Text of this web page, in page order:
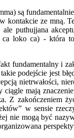
są
kontakcie ze mną.
ale puthujjana
loko ca) - która
fundamentalny i
podejście jest
nietrwałości,
ciągle mają
Z zakończeniem
w sensie
nie mogą być